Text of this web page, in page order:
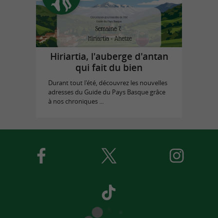
Hiriartia, l'auberge d'antan
qui fait du bien
Durant tout l'été, découvrez les nouvelles
adresses du Guide du Pays Basque grâce
à nos chroniques ...